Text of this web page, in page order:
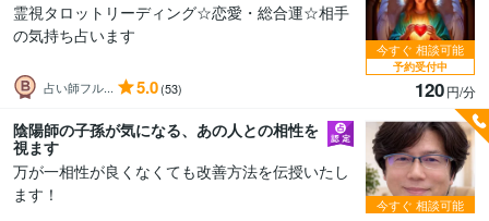
霊視タロットリーディング☆恋愛・総合運☆相手
の気持ち占います
占い師フル... 5.0(53) 120円/分
今すぐ 相談可能
予約受付中
陰陽師の子孫が気になる、あの人との相性を
視ます
万が一相性が良くなくても改善方法を伝授いたし
ます！
今すぐ 相談可能